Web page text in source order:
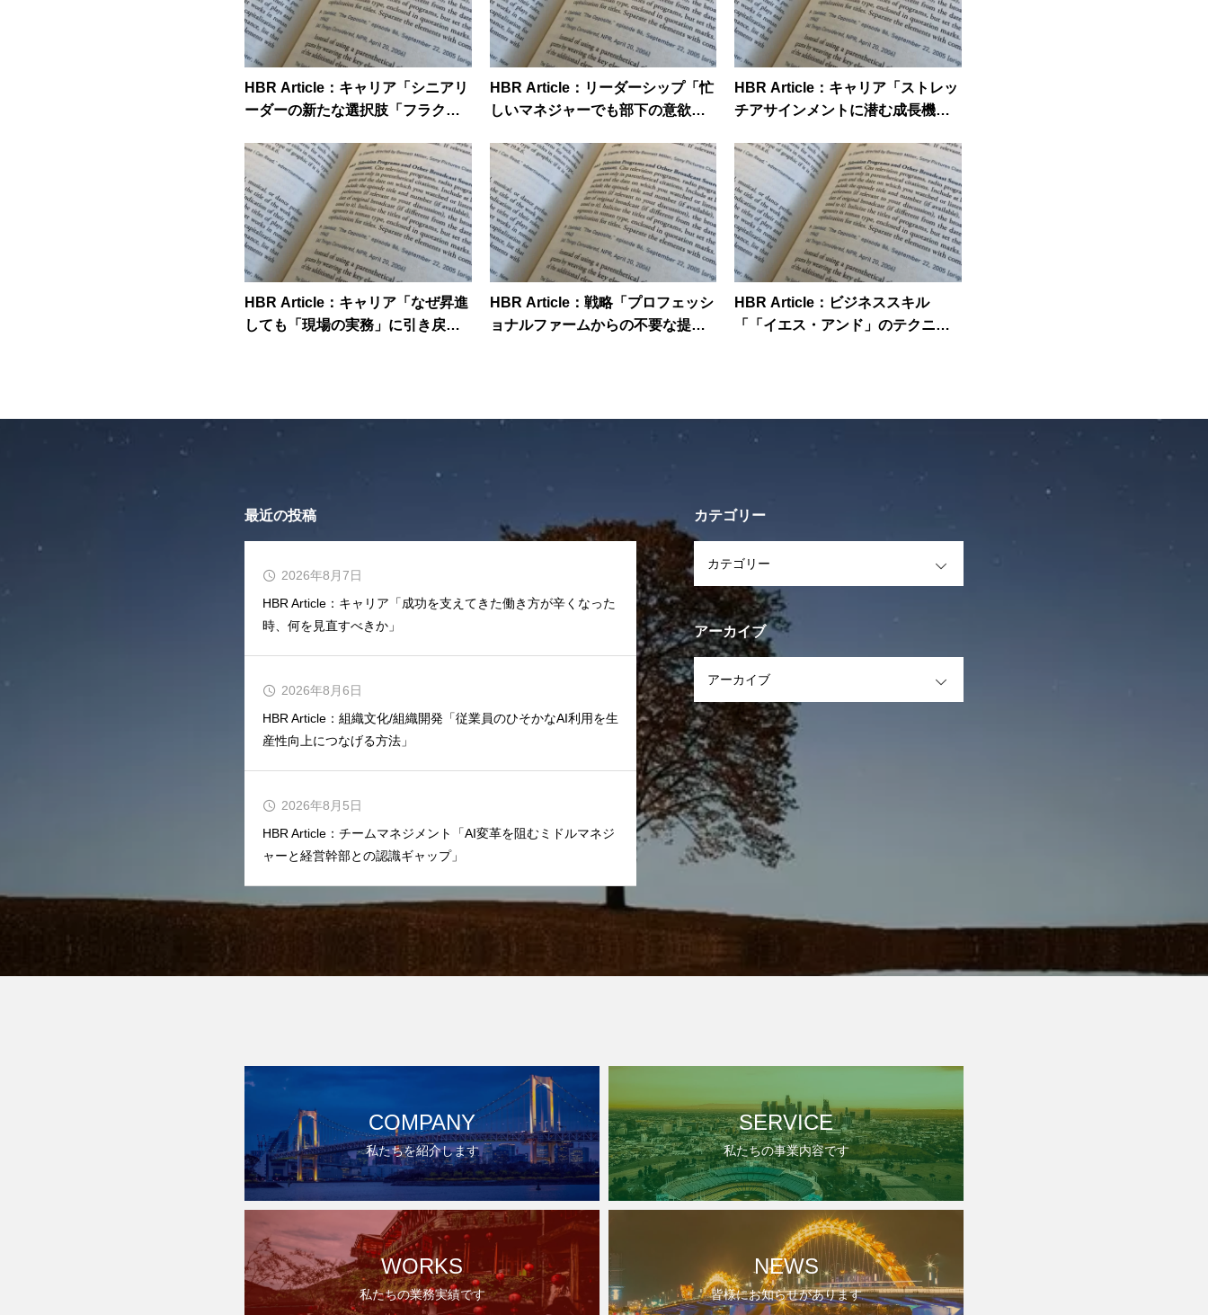
HBR Article：キャリア「シニアリ
ーダーの新たな選択肢「フラクシ
HBR Article：リーダーシップ「忙
しいマネジャーでも部下の意欲を
HBR Article：キャリア「ストレッ
チアサインメントに潜む成長機会
HBR Article：キャリア「なぜ昇進
しても「現場の実務」に引き戻さ
HBR Article：戦略「プロフェッシ
ョナルファームからの不要な提案
HBR Article：ビジネススキル
「「イエス・アンド」のテクニッ
最近の投稿
HBR Article：キャリア「成功を支えてきた働き方が辛くなった
時、何を見直すべきか」
2026年8月7日
HBR Article：組織文化/組織開発「従業員のひそかなAI利用を生
産性向上につなげる方法」
2026年8月6日
HBR Article：チームマネジメント「AI変革を阻むミドルマネジ
ャーと経営幹部との認識ギャップ」
2026年8月5日
カテゴリー
アーカイブ
COMPANY
私たちを紹介します
SERVICE
私たちの事業内容です
WORKS
私たちの業務実績です
NEWS
皆様にお知らせがあります